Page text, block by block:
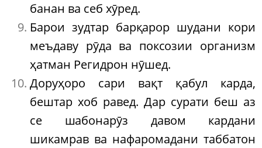
банан ва себ хӯред.
Барои зудтар барқарор шудани кори
меъдаву рӯда ва поксозии организм
ҳатман Регидрон нӯшед.
Доруҳоро сари вақт қабул карда,
бештар хоб равед. Дар сурати беш аз
се шабонарӯз давом кардани
шикамрав ва нафаромадани таббатон